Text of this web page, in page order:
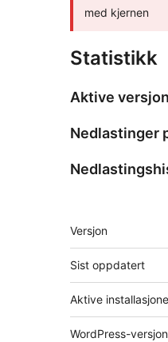
med kjernen
Statistikk
Aktive
Nedlastinger
Meta
Versjon
Sist oppdatert
Aktive
WordPress-versjon